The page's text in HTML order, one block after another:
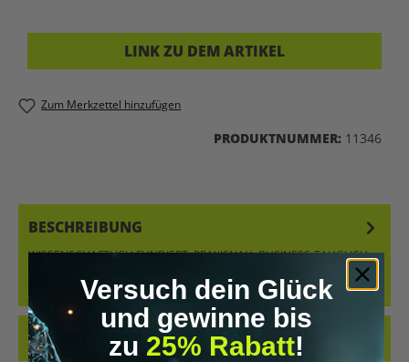
LINK ZU DEM ARTIKEL
Zum Merkzettel hinzufügen
PRODUKTNUMMER: 11346
BESCHREIBUNG
WISSENSCHAFTLICH FUNDIERT. PRAXISNAH. BUSINESS-TAUGLICH.
UNSER PROGRAMM IST FÜR MENSCHEN, DIE BIOHACKING NICHT
NUR „MACHEN“,…MEHR
BEWERTUNGEN
Versuch dein Glück
und gewinne bis
zu 25% Rabatt!